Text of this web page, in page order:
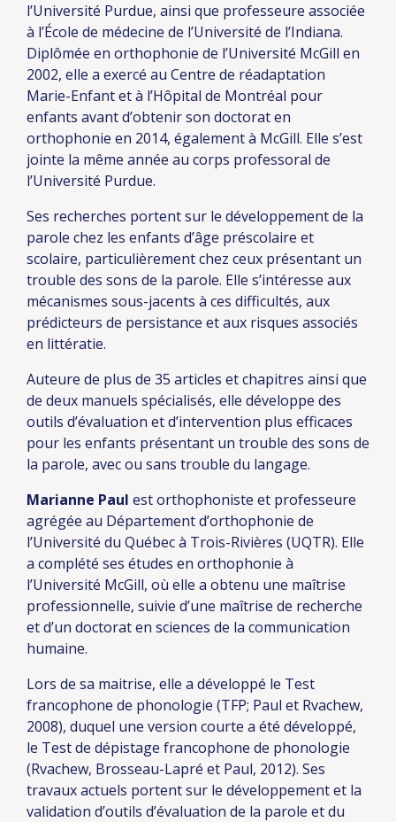
l’Université Purdue, ainsi que professeure associée
à l’École de médecine de l’Université de l’Indiana.
Diplômée en orthophonie de l’Université McGill en
2002, elle a exercé au Centre de réadaptation
Marie-Enfant et à l’Hôpital de Montréal pour
enfants avant d’obtenir son doctorat en
orthophonie en 2014, également à McGill. Elle s’est
jointe la même année au corps professoral de
l’Université Purdue.
Ses recherches portent sur le développement de la
parole chez les enfants d’âge préscolaire et
scolaire, particulièrement chez ceux présentant un
trouble des sons de la parole. Elle s’intéresse aux
mécanismes sous-jacents à ces difficultés, aux
prédicteurs de persistance et aux risques associés
en littératie.
Auteure de plus de 35 articles et chapitres ainsi que
de deux manuels spécialisés, elle développe des
outils d’évaluation et d’intervention plus efficaces
pour les enfants présentant un trouble des sons de
la parole, avec ou sans trouble du langage.
Marianne Paul est orthophoniste et professeure
agrégée au Département d’orthophonie de
l’Université du Québec à Trois-Rivières (UQTR). Elle
a complété ses études en orthophonie à
l’Université McGill, où elle a obtenu une maîtrise
professionnelle, suivie d’une maîtrise de recherche
et d’un doctorat en sciences de la communication
humaine.
Lors de sa maitrise, elle a développé le Test
francophone de phonologie (TFP; Paul et Rvachew,
2008), duquel une version courte a été développé,
le Test de dépistage francophone de phonologie
(Rvachew, Brosseau-Lapré et Paul, 2012). Ses
travaux actuels portent sur le développement et la
validation d’outils d’évaluation de la parole et du